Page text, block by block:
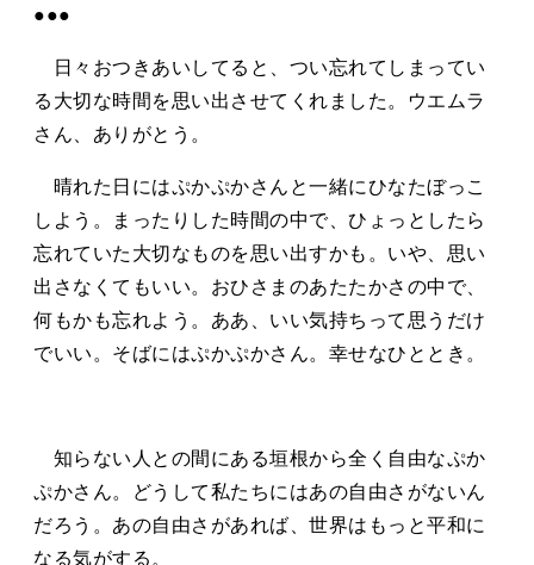
●●●
日々おつきあいしてると、つい忘れてしまってい
る大切な時間を思い出させてくれました。ウエムラ
さん、ありがとう。
晴れた日にはぷかぷかさんと一緒にひなたぼっこ
しよう。まったりした時間の中で、ひょっとしたら
忘れていた大切なものを思い出すかも。いや、思い
出さなくてもいい。おひさまのあたたかさの中で、
何もかも忘れよう。ああ、いい気持ちって思うだけ
でいい。そばにはぷかぷかさん。幸せなひととき。
知らない人との間にある垣根から全く自由なぷか
ぷかさん。どうして私たちにはあの自由さがないん
だろう。あの自由さがあれば、世界はもっと平和に
なる気がする。